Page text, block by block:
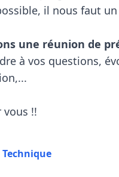
il nous faut
une réunion de
à vos questions,
!!